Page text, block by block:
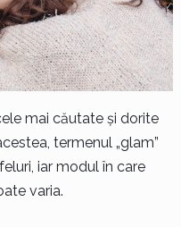
mai căutate și dorite
termenul „glam”
iar modul în care
varia.